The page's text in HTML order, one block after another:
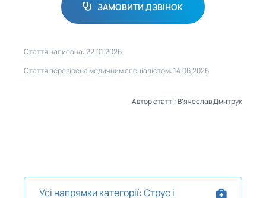
ЗАМОВИТИ ДЗВІНОК
Стаття написана: 22.01.2026
Стаття перевірена медичним спеціалістом: 14.06.2026
Автор статті: В’ячеслав Дмитрук
Усі напрямки категорії: Струс і